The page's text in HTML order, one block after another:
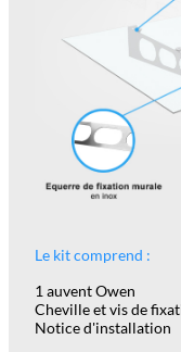
Le kit comprend :
1 auvent Owen
Cheville et vis de
Notice d'installation